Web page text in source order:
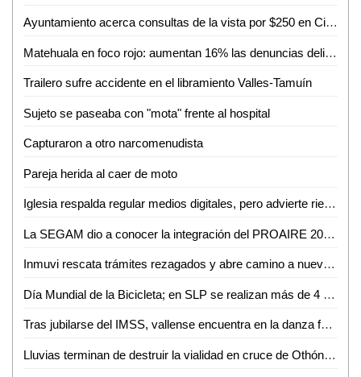
Ayuntamiento acerca consultas de la vista por $250 en Ciudad Valles
Matehuala en foco rojo: aumentan 16% las denuncias delictivas en un año
Trailero sufre accidente en el libramiento Valles-Tamuín
Sujeto se paseaba con "mota" frente al hospital
Capturaron a otro narcomenudista
Pareja herida al caer de moto
Iglesia respalda regular medios digitales, pero advierte riesgo de caer en el autoritarismo
La SEGAM dio a conocer la integración del PROAIRE 2026-2036 para fortalecer la calidad del aire en la zona metropolitana
Inmuvi rescata trámites rezagados y abre camino a nuevas escrituraciones en Ciudad Valles
Día Mundial de la Bicicleta; en SLP se realizan más de 4 mil 500 viajes diarios
Tras jubilarse del IMSS, vallense encuentra en la danza folclórica una nueva forma de vida
Lluvias terminan de destruir la vialidad en cruce de Othón y Vicente C. Salazar